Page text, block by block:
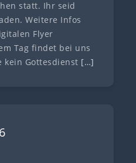
statt. Ihr seid
Weitere Infos
Flyer
Tag findet bei uns
kein Gottesdienst […]